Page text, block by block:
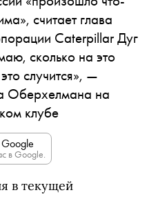
считает глава
Caterpillar Дуг
сколько на это
случится», —
Оберхелмана на
клубе
в Google.
в текущей